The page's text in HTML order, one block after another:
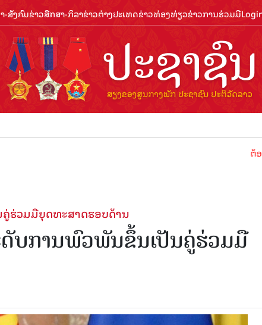
-ສັງຄົມຂ່າວສືກສາ-ກິລາຂ່າວຕ່າງປະເທດຂ່າວທ່ອງທ່ຽວຂ່າວການຮ່ວມມື
ຕ້ອນຮັບປີທ່
ຮ່ວມມືຍຸດທະສາດຮອບດ້ານ
ບການພົວພັນຂຶ້ນເປັນຄູ່ຮ່ວມມື